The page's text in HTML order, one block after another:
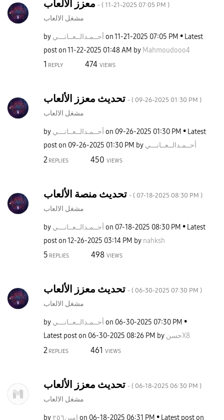
- ( ‎11-21-2025 07:05 PM )
مشغل الالعاب
by أحــمـدالــعــانـــي on‎11-21-2025 07:05 PM
Latest
post on‎11-22-2025 01:48 AM by Mahmoudooo4
1 REPLY 474 VIEWS
تحديث معزز الألعاب - ( ‎09-26-2025 01:30 PM )
مشغل الالعاب
by أحــمـدالــعــانـــي on ‎09-26-2025 01:30 PM
Latest
post on ‎09-26-2025 01:30 PM by أحــمـدالــعــانـــي
2 REPLIES 450 VIEWS
تحديث منصة الألعاب - ( ‎07-18-2025 08:30 PM )
مشغل الالعاب
by أحــمـدالــعــانـــي on ‎07-18-2025 08:30 PM
Latest
post on‎12-26-2025 03:14 PM by nahksh
5 REPLIES 498 VIEWS
تحديث معزز الألعاب - ( ‎06-30-2025 07:30 PM )
مشغل الالعاب
by أحــمـدالــعــانـــي on ‎06-30-2025 07:30 PM
Latest post on ‎06-30-2025 08:26 PM by حسنX8
2 REPLIES 461 VIEWS
تحديث معزز الألعاب - ( ‎06-18-2025 06:30 PM )
مشغل الالعاب
by امين٢٥٦ on ‎06-18-2025 06:31 PM
Latest post on